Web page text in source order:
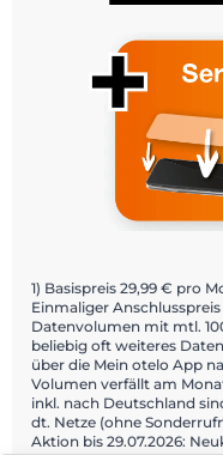
1) Basispreis 29,99 € pro
Einmaliger
Datenvolumen mit mtl.
beliebig oft weiteres
über die Mein otelo App
Volumen verfällt am
inkl. nach Deutschland
dt. Netze (ohne
Aktion bis 29.07.2026: